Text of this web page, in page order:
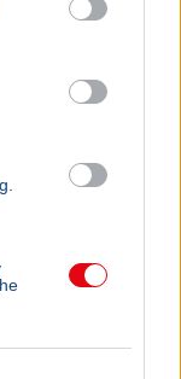
fékpedállal